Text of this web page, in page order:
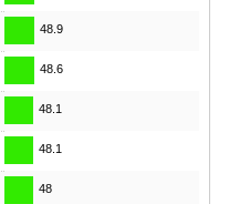
48.9
48.6
48.1
48.1
48